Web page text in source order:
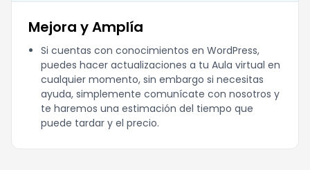
Mejora y Amplía
Si cuentas con conocimientos en WordPress,
puedes hacer actualizaciones a tu Aula virtual en
cualquier momento, sin embargo si necesitas
ayuda, simplemente comunícate con nosotros y
te haremos una estimación del tiempo que
puede tardar y el precio.